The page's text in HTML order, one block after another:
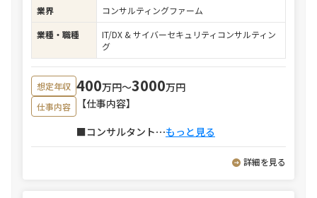
業界
コンサルティングファーム
業種・職種
IT/DX & サイバーセキュリティコンサルティン
グ
想定年収 400万円〜3000万円
仕事内容
【仕事内容】
■コンサルタント⋯もっと見る
詳細を見る